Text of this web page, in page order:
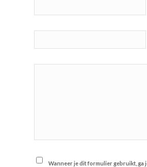
Wanneer je dit formulier gebruikt, ga